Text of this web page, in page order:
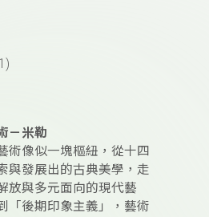
－米勒
術像似一塊樞紐，從十四
與發展出的古典美學，走
放與多元面向的現代藝
「後期印象主義」，藝術